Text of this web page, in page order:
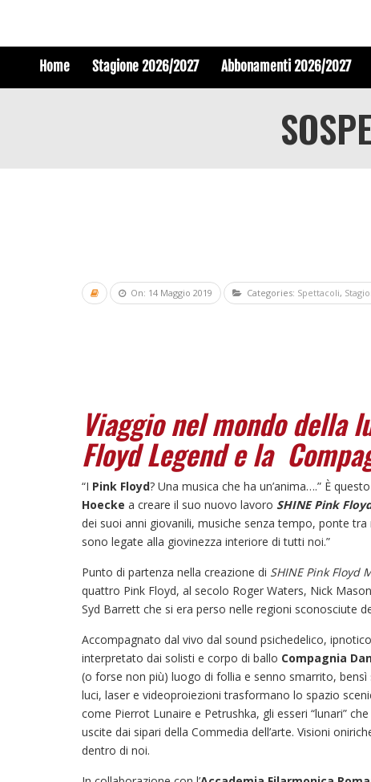
Home Stagione 2026/2027 Abbonamenti 2026/2027
On: 14 Maggio 2019 Categories: Spettacoli,
Viaggio nel mondo della
Floyd Legende la
“I Pink Floyd? Una musica che ha un’anima….” È
Hoecke a creare il suo nuovo lavoro SHINE Pink
dei suoi anni giovanili, musiche senza tempo, ponte
sono legate alla giovinezza interiore di tutti noi.”
Punto di partenza nella creazione di SHINE Pink Floyd
quattro Pink Floyd, al secolo Roger Waters, Nick
Syd Barrett che si era perso nelle regioni sconosciute
Accompagnato dal vivo dal sound psichedelico,
interpretato dai solisti e corpo di ballo Compagnia
(o forse non più) luogo di follia e senno smarrito,
luci, laser e videoproiezioni trasformano lo spazio
come Pierrot Lunaire e Petrushka, gli esseri “lunari”
uscite dai sipari della Commedia dell’arte. Visioni
dentro di noi.